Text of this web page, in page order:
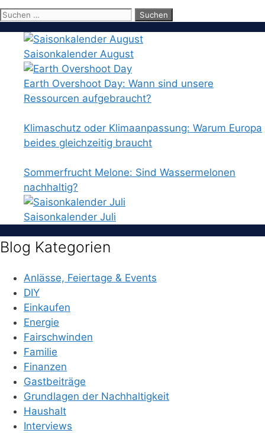
Suchen
Saisonkalender August
Earth Overshoot Day: Wann sind unsere
Ressourcen aufgebraucht?
Klimaschutz oder Klimaanpassung: Warum Europa
beides gleichzeitig braucht
Sommerfrucht Melone: Sind Wassermelonen
nachhaltig?
Saisonkalender Juli
Blog Kategorien
Anlässe, Feiertage & Events
DIY
Einkaufen
Energie
Fairschwinden
Familie
Finanzen
Gastbeiträge
Grundlagen der Nachhaltigkeit
Haushalt
Interviews